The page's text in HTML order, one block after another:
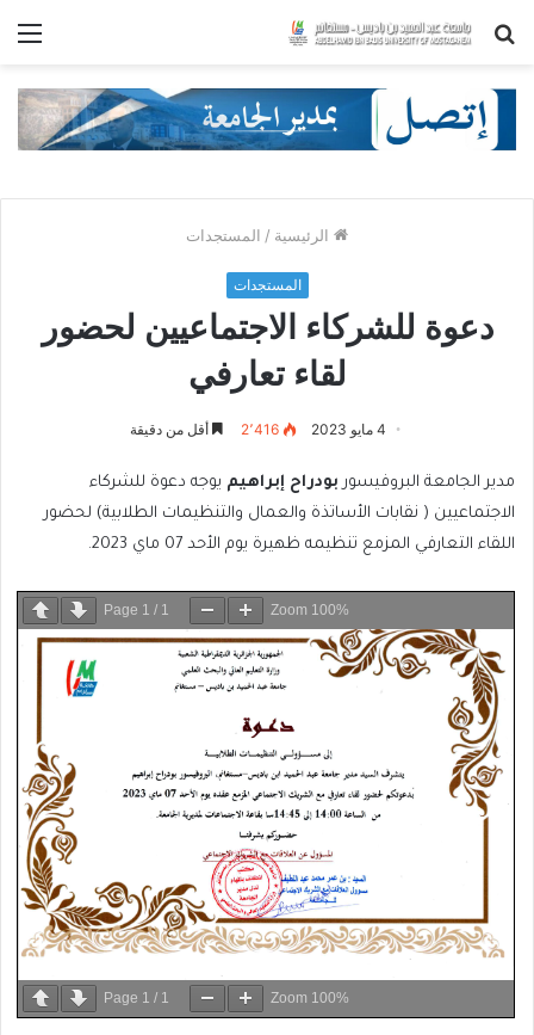
بحث
الرئيسية / المستجدات
المستجدات
دعوة للشركاء الاجتماعيين لحضور
لقاء تعارفي
4 مايو 2023 2٬416 أقل من دقيقة
مدير الجامعة البروفيسور بودراح إبراهيم يوجه دعوة للشركاء
الاجتماعيين ( نقابات الأساتذة والعمال والتنظيمات الطلابية) لحضور
اللقاء التعارفي المزمع تنظيمه ظهيرة يوم الأحد 07 ماي 2023.
Page 1 / 1 Zoom 100%
Page 1 / 1 Zoom 100%